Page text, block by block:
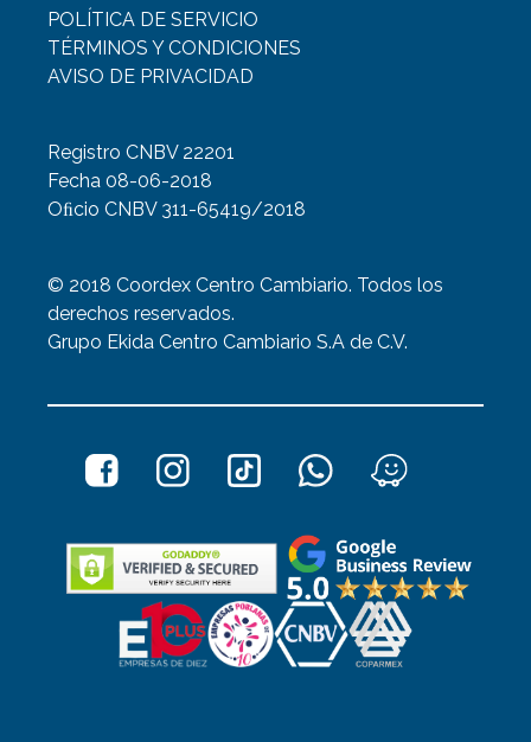
POLÍTICA DE SERVICIO
TÉRMINOS Y CONDICIONES
AVISO DE PRIVACIDAD
Registro CNBV 22201
Fecha 08-06-2018
Oﬁcio CNBV 311-65419/2018
© 2018 Coordex Centro Cambiario. Todos los
derechos reservados.
Grupo Ekida Centro Cambiario S.A de C.V.